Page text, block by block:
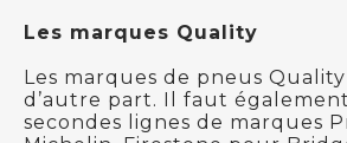
Les marques Quality
Les marques de pneus
d’autre part. Il faut
secondes lignes de marques